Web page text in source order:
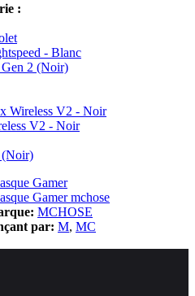
:
- Blanc
Gen 2 (Noir)
Wireless V2 - Noir
V2 - Noir
(Noir)
Gamer
Gamer mchose
MCHOSE
par: M MC